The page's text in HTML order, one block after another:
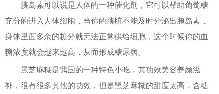
胰岛素可以说是人体的一种催化剂，它可以帮助葡萄糖
充分的进入人体细胞，当你的胰脏不能及时分泌出胰岛素，
身体里面多余的糖分就无法正常供给细胞，这个时候你的血
糖浓度就会越来越高，从而形成糖尿病。
黑芝麻糊是我国的一种特色小吃，其功效美容养颜滋
补，很有很多其他的功效，但是黑芝麻糊的甜度太高，含糖